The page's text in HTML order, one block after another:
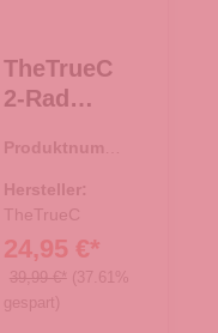
TheTrueC
2-Rad
Faltbar
UrbanCity
schwarz
Produktnumme
Hersteller:
TheTrueC
24,95 €*
39,99 €* (37.61%
gespart)